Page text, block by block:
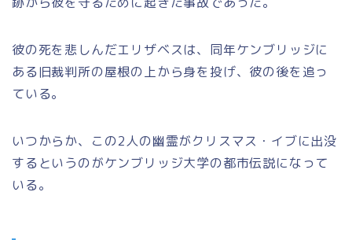
彼の死を悲しんだエリザベスは、同年ケンブリッジに
ある旧裁判所の屋根の上から身を投げ、彼の後を追っ
ている。
いつからか、この2人の幽霊がクリスマス・イブに出没
するというのがケンブリッジ大学の都市伝説になって
いる。